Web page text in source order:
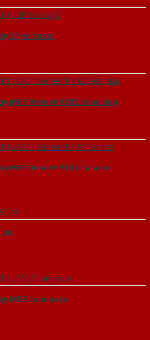
2P son xam
MDF Veneer P1R2 Xoan dao
MDF Veneer P1R4 Cam xe
2A
MDF Laminate